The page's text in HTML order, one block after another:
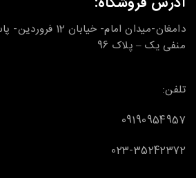
دامغان-میدان امام-
منفی یک – پلاک 96
تلفن:
09190954957
023-35242372